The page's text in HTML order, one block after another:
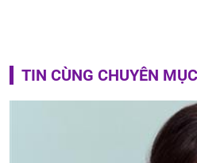
TIN CÙNG CHUYÊN MỤC